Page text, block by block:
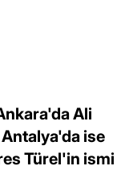
Ali
ise
Türel'in ismi